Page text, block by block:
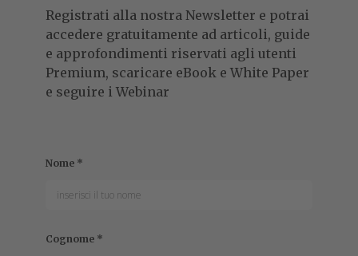
Registrati alla nostra Newsletter e potrai
accedere gratuitamente ad articoli, guide
e approfondimenti riservati agli utenti
Premium, scaricare eBook e White Paper
e seguire i Webinar
Nome *
Cognome *